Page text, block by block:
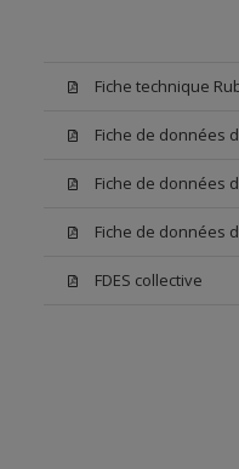
Fiche technique
Fiche de données
Fiche de données
Fiche de données
FDES collective